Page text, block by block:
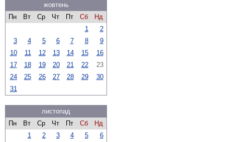
жовтень
Пн
Вт Ср Чт Пт Сб
Нд
1
2
3
4 5 6 7 8
9
10
11 12 13 14 15
16
17
18 19 20 21 22
23
24
25 26 27 28 29
30
31
листопад
Пн
Вт Ср Чт Пт Сб
Нд
1
2 3 4 5
6